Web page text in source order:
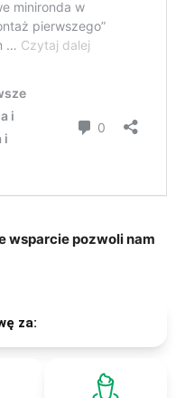
wsparcie pozwoli nam
za: